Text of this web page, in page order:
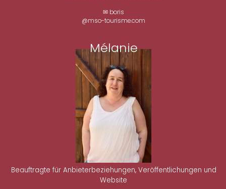
✉ boris
@mso-tourisme.com
Mélanie
Beauftragte für Anbieterbeziehungen, Veröffentlichungen und
Website